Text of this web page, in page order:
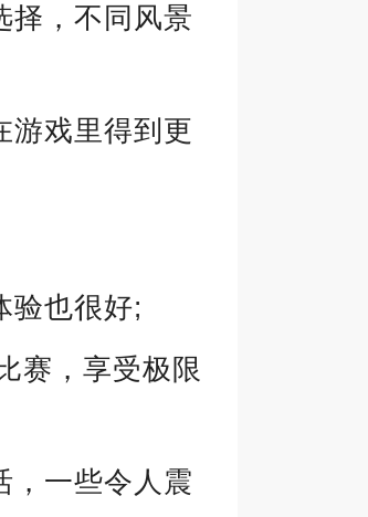
择，不同风景
游戏里得到更
验也很好;
赛，享受极限
，一些令人震